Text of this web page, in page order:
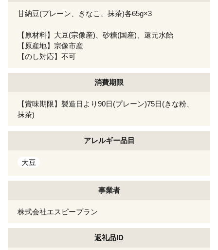
甘納豆(プレーン、きなこ、抹茶)各65g×3
【原材料】大豆(宗像産)、砂糖(国産)、還元水飴
【原産地】宗像市産
【のし対応】不可
消費期限
【賞味期限】製造日より90日(プレーン)75日(きな粉、
抹茶)
アレルギー品目
大豆
事業者
株式会社エスピープラン
返礼品ID